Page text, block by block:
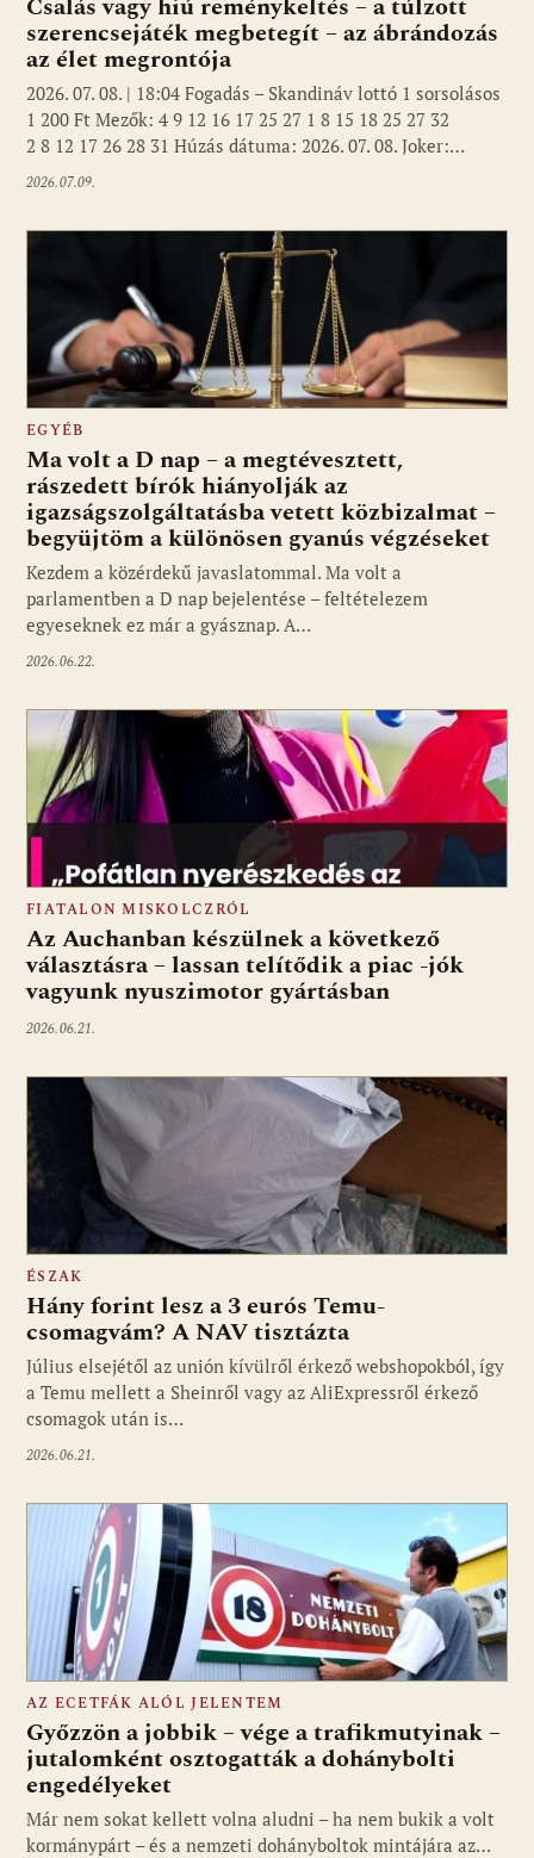
szerencsejáték megbetegít – az ábrándozás
az élet megrontója
2026. 07. 08. | 18:04 Fogadás – Skandináv lottó 1 sorsolásos
1 200 Ft Mezők: 4 9 12 16 17 25 27 1 8 15 18 25 27 32
2 8 12 17 26 28 31 Húzás dátuma: 2026. 07. 08. Joker:…
2026.07.09.
EGYÉB
Ma volt a D nap – a megtévesztett,
rászedett bírók hiányolják az
igazságszolgáltatásba vetett közbizalmat –
begyüjtöm a különösen gyanús végzéseket
Kezdem a közérdekű javaslatommal. Ma volt a
parlamentben a D nap bejelentése – feltételezem
egyeseknek ez már a gyásznap. A…
2026.06.22.
FIATALON MISKOLCZRÓL
Az Auchanban készülnek a következő
választásra – lassan telítődik a piac -jók
vagyunk nyuszimotor gyártásban
2026.06.21.
ÉSZAK
Hány forint lesz a 3 eurós Temu-
csomagvám? A NAV tisztázta
Július elsejétől az unión kívülről érkező webshopokból, így
a Temu mellett a Sheinről vagy az AliExpressről érkező
csomagok után is…
2026.06.21.
AZ ECETFÁK ALÓL JELENTEM
Győzzön a jobbik – vége a trafikmutyinak –
jutalomként osztogatták a dohánybolti
engedélyeket
Már nem sokat kellett volna aludni – ha nem bukik a volt
kormánypárt – és a nemzeti dohányboltok mintájára az…